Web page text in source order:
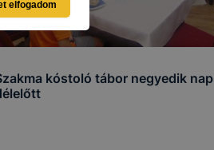
kóstoló tábor negyedik nap
elfogadom